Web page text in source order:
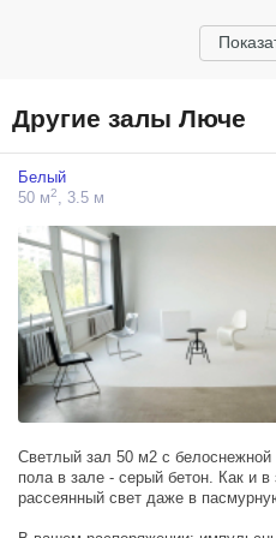
Другие залы Люче
Белый
50 м2, 3.5 м
Светлый зал 50 м2 с
пола в зале - серый бетон. Как и
рассеянный свет даже в